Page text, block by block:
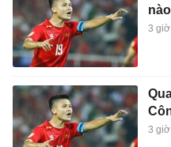
3
3